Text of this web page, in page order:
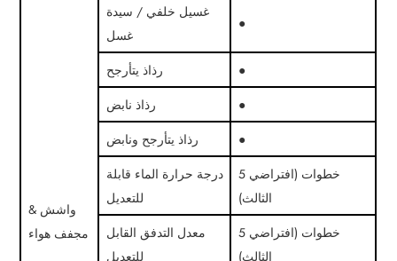
واشش &
مجفف هواء
غسيل خلفي / سيدة
غسل
●
رذاذ يتأرجح
●
رذاذ نابض
●
رذاذ يتأرجح ونابض
●
درجة حرارة الماء قابلة
للتعديل
5 خطوات (افتراضي
الثالث)
معدل التدفق القابل
للتعديل
5 خطوات (افتراضي
الثالث)